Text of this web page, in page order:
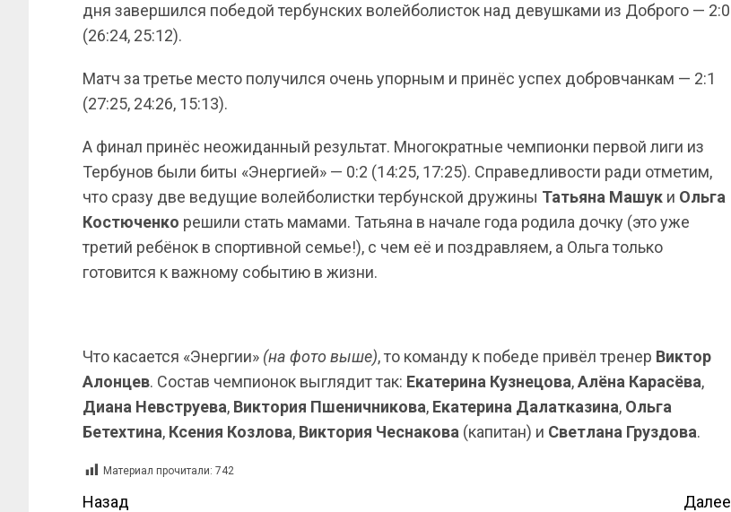
дня завершился победой тербунских волейболисток над девушками из Доброго — 2:0
(26:24, 25:12).
Матч за третье место получился очень упорным и принёс успех добровчанкам — 2:1
(27:25, 24:26, 15:13).
А финал принёс неожиданный результат. Многократные чемпионки первой лиги из
Тербунов были биты «Энергией» — 0:2 (14:25, 17:25). Справедливости ради отметим,
что сразу две ведущие волейболистки тербунской дружины Татьяна Машук и Ольга
Костюченко решили стать мамами. Татьяна в начале года родила дочку (это уже
третий ребёнок в спортивной семье!), с чем её и поздравляем, а Ольга только
готовится к важному событию в жизни.
Что касается «Энергии» (на фото выше), то команду к победе привёл тренер Виктор
Алонцев. Состав чемпионок выглядит так: Екатерина Кузнецова,Алёна Карасёва,
Диана Невструева, Виктория Пшеничникова, Екатерина Далатказина, Ольга
Бетехтина, Ксения Козлова, Виктория Чеснакова (капитан) и Светлана Груздова.
Материал прочитали: 742
Назад Далее